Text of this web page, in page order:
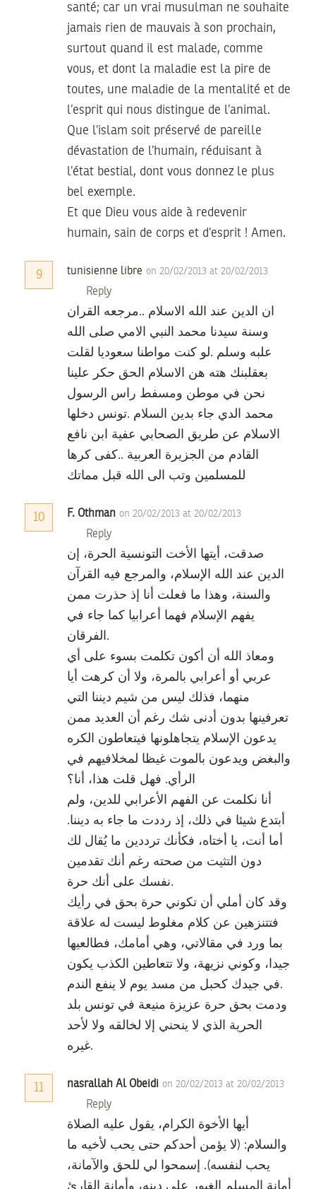
santé; car un vrai musulman ne souhaite
jamais rien de mauvais à son prochain,
surtout quand il est malade, comme
vous, et dont la maladie est la pire de
toutes, une maladie de la mentalité et de
l’esprit qui nous distingue de l’animal.
Que l’islam soit préservé de pareille
dévastation de l’humain, réduisant à
l’état bestial, dont vous donnez le plus
bel exemple.
Et que Dieu vous aide à redevenir
humain, sain de corps et d’esprit ! Amen.
9 tunisienne libre on 20/02/2013 at 20/02/2013
Reply
ان الدين عند الله الاسلام ..مرجعه القران
وسنة سيدنا محمد النبي الامي صلى الله
علبه وسلم .لو كنت مواطنا سعوديا لقلت
بعقلبنك هته هن الاسلام الحق حكر علينا
نحن في موطن ومسفط راس الرسول
محمد الدي جاء بدين السلام .تونس دخلها
الاسلام عن طريق الصحابي عفية ابن نافع
القادم من الجزيرة العربية ..كفى كرها
للمسلمين وتب الى الله قبل مماتك
10 F. Othman on 20/02/2013 at 20/02/2013
Reply
صدقت، أيتها الأخت التونسية الحرة، إن
الدين عند الله الإسلام، والمرجع فيه القرآن
والسنة، وهذا ما فعلت أنا إذ حذرت ممن
يفهم الإسلام فهما أعرابيا كما جاء في
الفرقان.
ومعاذ الله أن أكون تكلمت بسوء على أي
عربي أو أعرابي بالمرة، ولا أن كرهت أيا
منهما، فذلك ليس من شيم ديننا التي
تعرفينها بدون أدنى شك رغم أن العديد ممن
يدعون الإسلام يتجاهلونها فيتعاطون الكره
والبغض ويدعون بالموت غيظا لمخلافيهم في
الرأي. فهل قلت هذا، أنا؟
أنا نكلمت عن الفهم الأعرابي للدين، ولم
أبتدع شيئا في ذلك، إذ رددت ما جاء به ديننا.
أما أنت، يا أختاه، فكأنك ترددين ما يُقال لك
دون التثيت من صحته رغم أنك تقدمين
نفسك على أنك حرة.
وقد كان أملي أن تكوني حرة بحق في رأيك
فتتنزهين عن كلام مغلوط ليست له علاقة
بما ورد في مقالاتي، وهي أمامك، فطالعيها
جيدا، وكوني نزيهة، ولا تتعاطين الكذب يكون
في جيدك كحبل من مسد يوم لا ينفع الندم.
ودمت بحق حرة عزيزة منيعة في تونس بلد
الحرية الذي لا ينحني إلا لخالقه ولا لأحد
غيره.
11 nasrallah Al Obeidi on 20/02/2013 at 20/02/2013
Reply
أيها الأخوة الكرام، يقول عليه الصلاة
والسلام: (لا يؤمن أحدكم حتى يحب لأخيه ما
يحب لنفسه). إسمحوا لي للحق والآمانة،
أمانة المسلم الغيور على دينه، وأمانة القارئ